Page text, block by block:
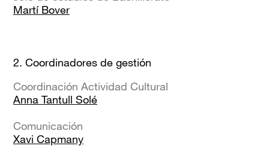
Martí Bover
2. Coordinadores de gestión
Coordinación Actividad Cultural
Anna Tantull Solé
Comunicación
Xavi Capmany